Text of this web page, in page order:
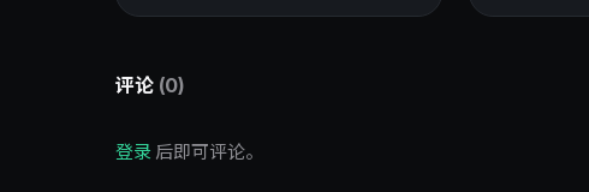
评论 (0)
登录 后即可评论。